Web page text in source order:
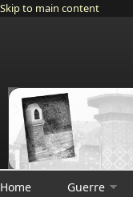
Skip to main content
Home Guerre